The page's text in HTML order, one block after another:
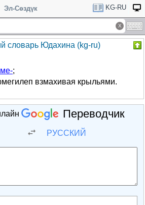
Эл-Сөздүк KG-RU
словарь Юдахина (kg-ru)
;
взмахивая крыльями.
Переводчик
РУССКИЙ